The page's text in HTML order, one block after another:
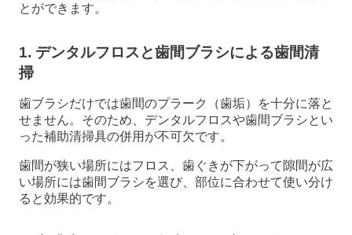
とができます。
1. デンタルフロスと歯間ブラシによる歯間清
掃
歯ブラシだけでは歯間のプラーク（歯垢）を十分に落と
せません。そのため、デンタルフロスや歯間ブラシとい
った補助清掃具の併用が不可欠です。
歯間が狭い場所にはフロス、歯ぐきが下がって隙間が広
い場所には歯間ブラシを選び、部位に合わせて使い分け
ると効果的です。